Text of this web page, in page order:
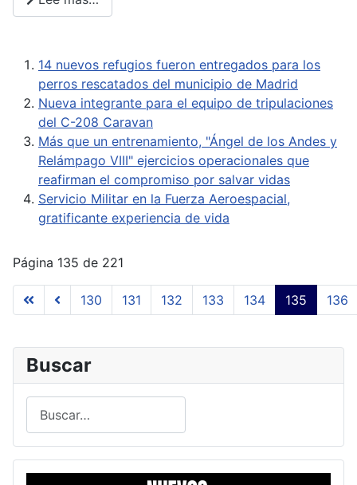
14 nuevos refugios fueron entregados para los
perros rescatados del municipio de Madrid
Nueva integrante para el equipo de tripulaciones
del C-208 Caravan
Más que un entrenamiento, "Ángel de los Andes y
Relámpago VIII" ejercicios operacionales que
reafirman el compromiso por salvar vidas
Servicio Militar en la Fuerza Aeroespacial,
gratificante experiencia de vida
Página 135 de 221
130 131 132 133 134 135 136
Buscar